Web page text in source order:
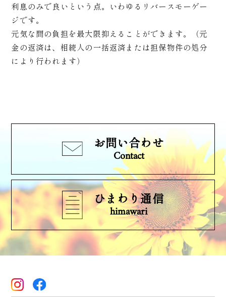
利息のみで良いという点。いわゆるリバースモーゲー
ジです。
元気な間の負担を最大限抑えることができます。（元
金の返済は、相続人の一括返済または担保物件の処分
により行われます）
お問い合わせ
Contact
ひまわり通信
himawari